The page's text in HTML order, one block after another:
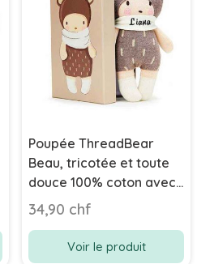
Poupée ThreadBear
Beau, tricotée et toute
douce 100% coton avec
prénom bébé en
broderie
34,90 chf
Voir le produit